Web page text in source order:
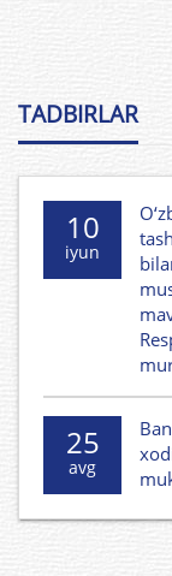
TADBIRLAR
10
iyun
25
avg